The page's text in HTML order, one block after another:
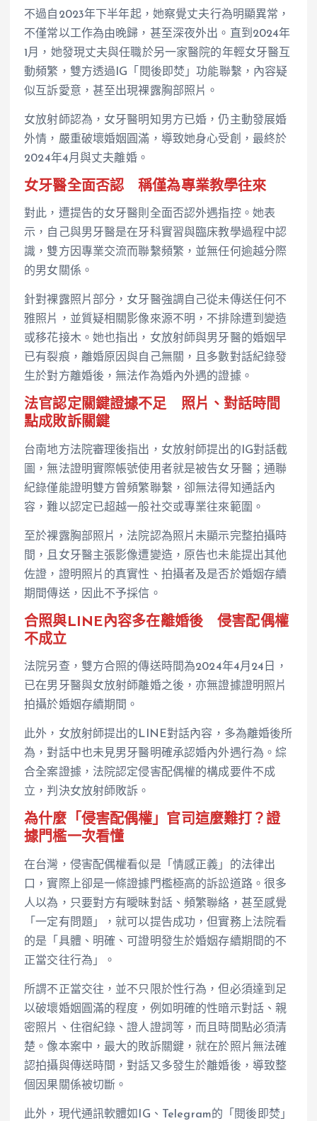
不過自2023年下半年起，她察覺丈夫行為明顯異常，
不僅常以工作為由晚歸，甚至深夜外出。直到2024年
1月，她發現丈夫與任職於另一家醫院的年輕女牙醫互
動頻繁，雙方透過IG「閱後即焚」功能聯繫，內容疑
似互訴愛意，甚至出現裸露胸部照片。
女放射師認為，女牙醫明知男方已婚，仍主動發展婚
外情，嚴重破壞婚姻圓滿，導致她身心受創，最終於
2024年4月與丈夫離婚。
女牙醫全面否認 稱僅為專業教學往來
對此，遭提告的女牙醫則全面否認外遇指控。她表
示，自己與男牙醫是在牙科實習與臨床教學過程中認
識，雙方因專業交流而聯繫頻繁，並無任何逾越分際
的男女關係。
針對裸露照片部分，女牙醫強調自己從未傳送任何不
雅照片，並質疑相關影像來源不明，不排除遭到變造
或移花接木。她也指出，女放射師與男牙醫的婚姻早
已有裂痕，離婚原因與自己無關，且多數對話紀錄發
生於對方離婚後，無法作為婚內外遇的證據。
法官認定關鍵證據不足 照片、對話時間
點成敗訴關鍵
台南地方法院審理後指出，女放射師提出的IG對話截
圖，無法證明實際帳號使用者就是被告女牙醫；通聯
紀錄僅能證明雙方曾頻繁聯繫，卻無法得知通話內
容，難以認定已超越一般社交或專業往來範圍。
至於裸露胸部照片，法院認為照片未顯示完整拍攝時
間，且女牙醫主張影像遭變造，原告也未能提出其他
佐證，證明照片的真實性、拍攝者及是否於婚姻存續
期間傳送，因此不予採信。
合照與LINE內容多在離婚後 侵害配偶權
不成立
法院另查，雙方合照的傳送時間為2024年4月24日，
已在男牙醫與女放射師離婚之後，亦無證據證明照片
拍攝於婚姻存續期間。
此外，女放射師提出的LINE對話內容，多為離婚後所
為，對話中也未見男牙醫明確承認婚內外遇行為。綜
合全案證據，法院認定侵害配偶權的構成要件不成
立，判決女放射師敗訴。
為什麼「侵害配偶權」官司這麼難打？證
據門檻一次看懂
在台灣，侵害配偶權看似是「情感正義」的法律出
口，實際上卻是一條證據門檻極高的訴訟道路。很多
人以為，只要對方有曖昧對話、頻繁聯絡，甚至感覺
「一定有問題」，就可以提告成功，但實務上法院看
的是「具體、明確、可證明發生於婚姻存續期間的不
正當交往行為」。
所謂不正當交往，並不只限於性行為，但必須達到足
以破壞婚姻圓滿的程度，例如明確的性暗示對話、親
密照片、住宿紀錄、證人證詞等，而且時間點必須清
楚。像本案中，最大的敗訴關鍵，就在於照片無法確
認拍攝與傳送時間，對話又多發生於離婚後，導致整
個因果關係被切斷。
此外，現代通訊軟體如IG、Telegram的「閱後即焚」